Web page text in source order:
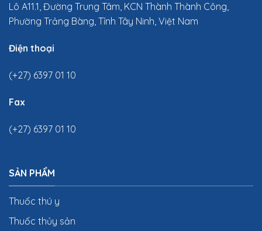
Lô A11.1, Đường Trung Tâm, KCN Thành Thành Công,
Phường Trảng Bàng, Tỉnh Tây Ninh, Việt Nam
Điện thoại
(+27) 6397 01 10
Fax
(+27) 6397 01 10
SẢN PHẨM
Thuốc thú y
Thuốc thủy sản